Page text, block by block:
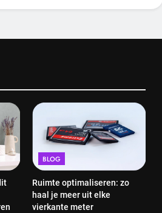
BLOG
Ruimte optimaliseren: zo
haal je meer uit elke
vierkante meter